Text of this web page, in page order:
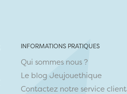
INFORMATIONS PRATIQUES
Qui sommes nous ?
Le blog Jeujouethique
Contactez notre service client